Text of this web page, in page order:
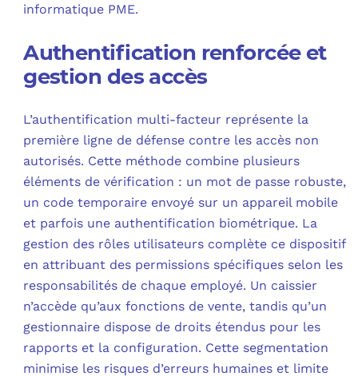
informatique PME.
Authentification renforcée et
gestion des accès
L’authentification multi-facteur représente la
première ligne de défense contre les accès non
autorisés. Cette méthode combine plusieurs
éléments de vérification : un mot de passe robuste,
un code temporaire envoyé sur un appareil mobile
et parfois une authentification biométrique. La
gestion des rôles utilisateurs complète ce dispositif
en attribuant des permissions spécifiques selon les
responsabilités de chaque employé. Un caissier
n’accède qu’aux fonctions de vente, tandis qu’un
gestionnaire dispose de droits étendus pour les
rapports et la configuration. Cette segmentation
minimise les risques d’erreurs humaines et limite